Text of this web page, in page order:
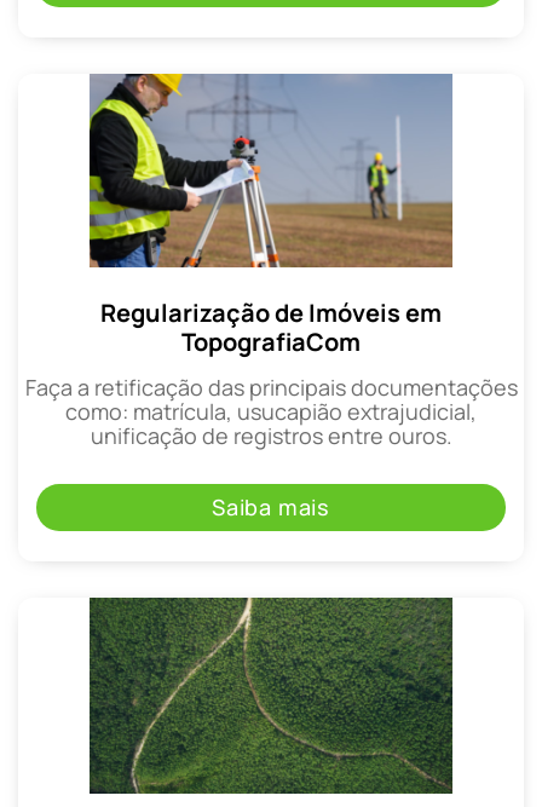
Regularização de Imóveis em
TopografiaCom
Faça a retificação das principais documentações
como: matrícula, usucapião extrajudicial,
unificação de registros entre ouros.
Saiba mais